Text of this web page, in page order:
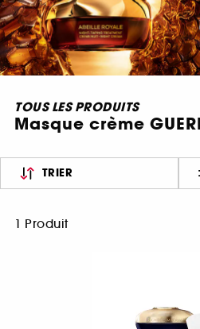
TOUS LES PRODUITS
Masque crème
TRIER
1 Produit